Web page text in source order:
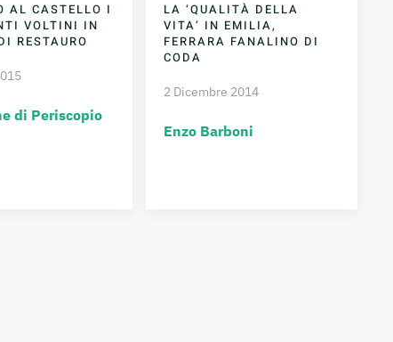
AL CASTELLO I
VOLTINI IN
RESTAURO
di Periscopio
LA ‘QUALITÀ DELLA
VITA’ IN EMILIA,
FERRARA FANALINO DI
CODA
2 Dicembre 2014
Enzo Barboni